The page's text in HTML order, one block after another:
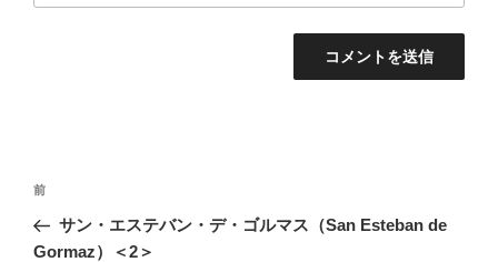
投
ナ
前
の
投
前
サン・エステバン・デ・ゴルマス（San Esteban de
Gormaz）＜2＞